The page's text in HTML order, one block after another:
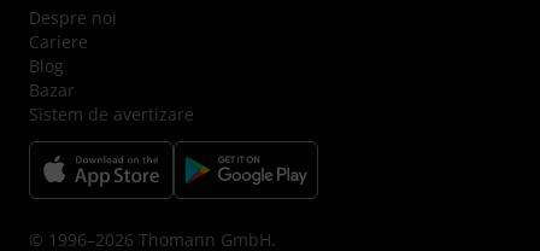
Despre noi
Cariere
Blog
Bazar
Sistem de avertizare
© 1996–2026 Thomann GmbH.